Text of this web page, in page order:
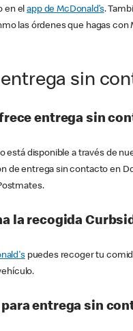
en elapp de McDonald’s.
las órdenes que hagas con
sin
entrega sin
está disponible a través de
de entrega sin contacto en
la recogida
puedes recoger tu
entrega sin